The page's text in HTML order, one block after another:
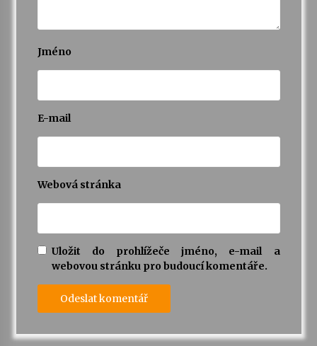
Jméno
E-mail
Webová stránka
Uložit do prohlížeče jméno, e-mail a
webovou stránku pro budoucí komentáře.